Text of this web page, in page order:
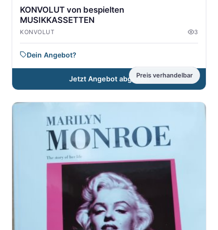
Preis verhandelbar
KONVOLUT von bespielten
MUSIKKASSETTEN
KONVOLUT 3
Dein Angebot?
Jetzt Angebot abgeben